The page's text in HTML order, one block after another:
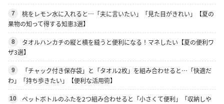
7
桃をレモン水に入れると…「夫に言いたい」「見た目がきれい」【夏の
果物の知って得する知恵3選】
8
タオルハンカチの縦と横を縫うと便利になる！マネしたい【夏の便利ワ
ザ3選】
9
「チャック付き保存袋」と「タオル2枚」を組み合わせると…「快適だ
わ」「持ち歩きたい」【便利な活用術】
10
ペットボトルのふたを2つ組み合わせると「小さくて便利」「収納しや